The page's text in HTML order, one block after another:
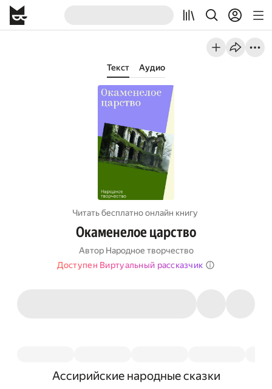
Текст Аудио
Читать бесплатно онлайн книгу
Окаменелое царство
Автор Народное творчество
Доступен Виртуальный рассказчик
Ассирийские народные сказки